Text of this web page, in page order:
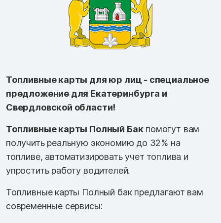
Топливные карты для юр лиц - специальное
предложение для Екатеринбурга и
Свердловской области!
Топливные карты Полный Бак помогут вам
получить реальную экономию до 32% на
топливе, автоматизировать учет топлива и
упростить работу водителей.
Топливные карты Полный бак предлагают вам
современные сервисы: